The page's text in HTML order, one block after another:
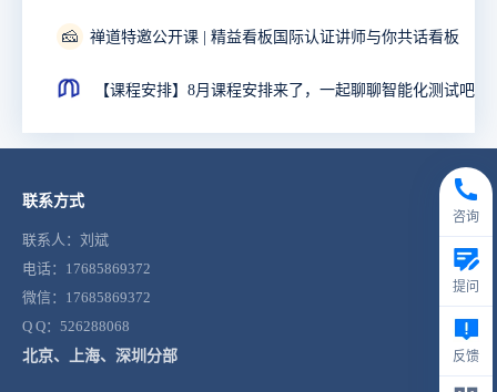
🧀 禅道特邀公开课 | 精益看板国际认证讲师与你共话看板
【课程安排】8月课程安排来了，一起聊聊智能化测试吧！
联系方式
联系人：刘斌
电话：17685869372
微信：17685869372
Q Q：526288068
北京、上海、深圳分部
咨询
提问
反馈